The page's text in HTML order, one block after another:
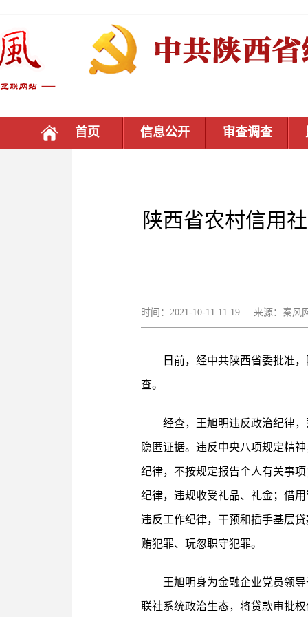
首页 信息公开 审查调查
陕西省农村信用
时间：2021-10-11 11:19 来源：秦
日前，经中共陕西省委批准
查。
经查，王旭明违反政治纪律
隐匿证据。违反中央八项规定精
纪律，不按规定报告个人有关事
纪律，违规收受礼品、礼金；借
违反工作纪律，干预和插手基层
贿犯罪、玩忽职守犯罪。
王旭明身为金融企业党员领
联社系统政治生态，将贷款审批